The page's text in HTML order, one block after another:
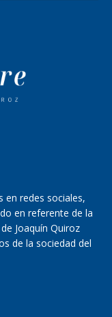
en redes sociales,
en referente de la
Joaquín Quiroz
de la sociedad del